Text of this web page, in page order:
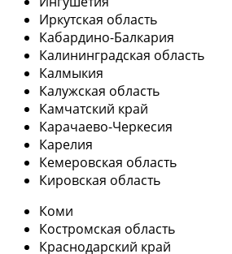
Иркутская область
Кабардино-Балкария
Калининградская область
Калмыкия
Калужская область
Камчатский край
Карачаево-Черкесия
Карелия
Кемеровская область
Кировская область
Коми
Костромская область
Краснодарский край